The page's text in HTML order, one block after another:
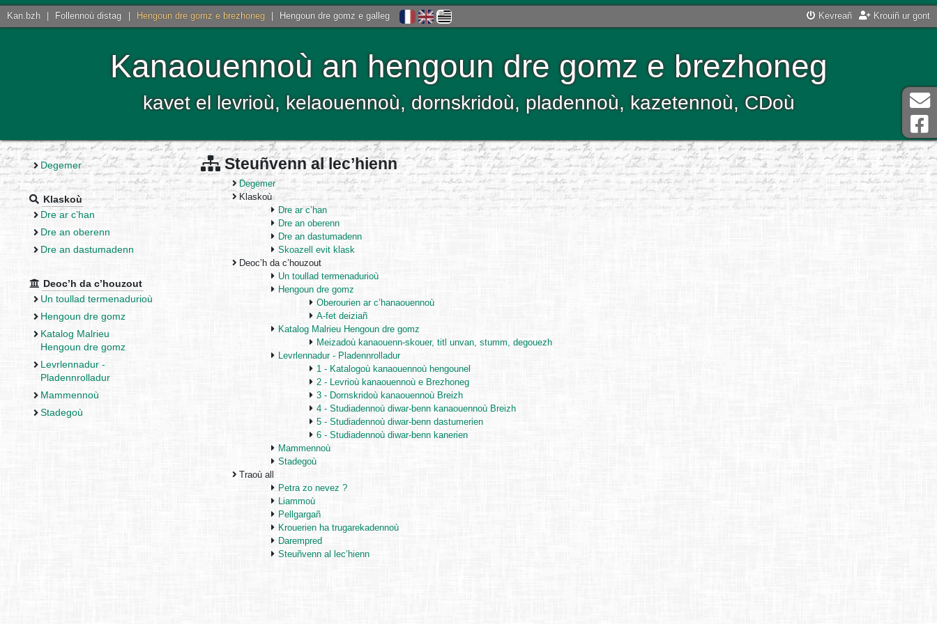
Kan.bzh Follennoù distag Hengoun dre gomz e brezhoneg Hengoun dre gomz e galleg Kevreañ Krouiñ ur gont
Kanaouennoù an hengoun dre gomz e brezhoneg
kavet el levrioù, kelaouennoù, dornskridoù, pladennoù, kazetennoù, CDoù
Degemer
Klaskoù
Dre ar c’han
Dre an oberenn
Dre an dastumadenn
Deoc’h da c’houzout
Un toullad termenadurioù
Hengoun dre gomz
Katalog Malrieu
Hengoun dre gomz
Levrlennadur -
Pladennrolladur
Mammennoù
Stadegoù
Steuñvenn al lec’hienn
Degemer
Klaskoù
Dre ar c’han
Dre an oberenn
Dre an dastumadenn
Skoazell evit klask
Deoc’h da c’houzout
Un toullad termenadurioù
Hengoun dre gomz
Oberourien ar c’hanaouennoù
A-fet deiziañ
Katalog Malrieu Hengoun dre gomz
Meizadoù kanaouenn-skouer, titl unvan, stumm, degouezh
Levrlennadur - Pladennrolladur
1 - Katalogoù kanaouennoù hengounel
2 - Levrioù kanaouennoù e Brezhoneg
3 - Dornskridoù kanaouennoù Breizh
4 - Studiadennoù diwar-benn kanaouennoù Breizh
5 - Studiadennoù diwar-benn dastumerien
6 - Studiadennoù diwar-benn kanerien
Mammennoù
Stadegoù
Traoù all
Petra zo nevez ?
Liammoù
Pellgargañ
Krouerien ha trugarekadennoù
Darempred
Steuñvenn al lec’hienn